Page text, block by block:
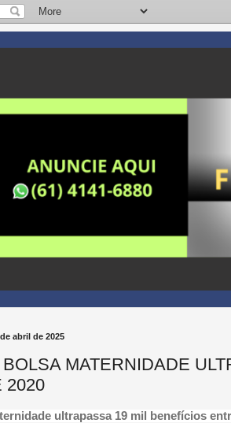
abril de 2025
BOLSA MATERNIDADE
2020
ultrapassa 19 mil benefícios